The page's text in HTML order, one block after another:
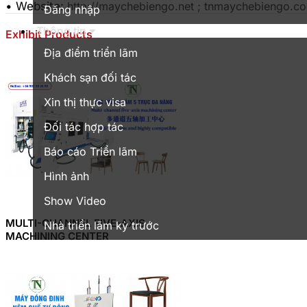
Đăng nhập
Thông tin
Địa điểm triển lãm
Khách sạn đối tác
Xin thị thực visa
Đối tác hợp tác
Báo cáo Triển lãm
Hình ảnh
Show Video
Nhà triển lãm kỳ trước
• Website:http://maychebiengo.net ;
Exhibit Products
MULTI-CHANNEL FIVE-AXIS
MACHINING CENTER